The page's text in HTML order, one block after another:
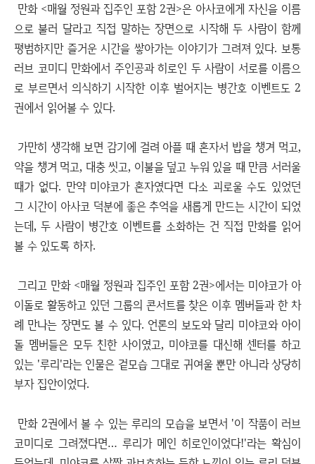
만화 <매월 정원과 집주인 포함 2권>은 아사코에게 자신을 이름
으로 불러 달라고 직접 말하는 장면으로 시작해 두 사람이 함께
평범하지만 즐거운 시간을 쌓아가는 이야기가 그려져 있다. 보통
러브 코미디 만화에서 주인공과 히로인 두 사람이 서로를 이름으
로 부르면서 의식하기 시작한 이후 벌어지는 병간호 이벤트도 2
권에서 읽어볼 수 있다.
가만히 생각해 보면 감기에 걸려 아플 때 혼자서 밥을 챙겨 먹고,
약을 챙겨 먹고, 대충 씻고, 이불을 덮고 누워 있을 때 만큼 서러울
때가 없다. 만약 미야코가 혼자였다면 다소 괴로울 수도 있었던
그 시간이 아사코 덕분에 좋은 추억을 새롭게 만드는 시간이 되었
는데, 두 사람이 병간호 이벤트를 소화하는 건 직접 만화를 읽어
볼 수 있도록 하자.
그리고 만화 <매월 정원과 집주인 포함 2권>에서는 미야코가 아
이돌로 활동하고 있던 그룹의 콘서트를 찾은 이후 멤버들과 한 차
례 만나는 장면도 볼 수 있다. 언론의 보도와 달리 미야코와 아이
돌 멤버들은 모두 친한 사이였고, 미야코를 대신해 센터를 하고
있는 '루리'라는 인물은 겉모습 그대로 귀여울 뿐만 아니라 상당히
부자 집안이었다.
만화 2권에서 볼 수 있는 루리의 모습을 보면서 '이 작품이 러브
코미디로 그려졌다면… 루리가 메인 히로인이었다!'라는 확심이